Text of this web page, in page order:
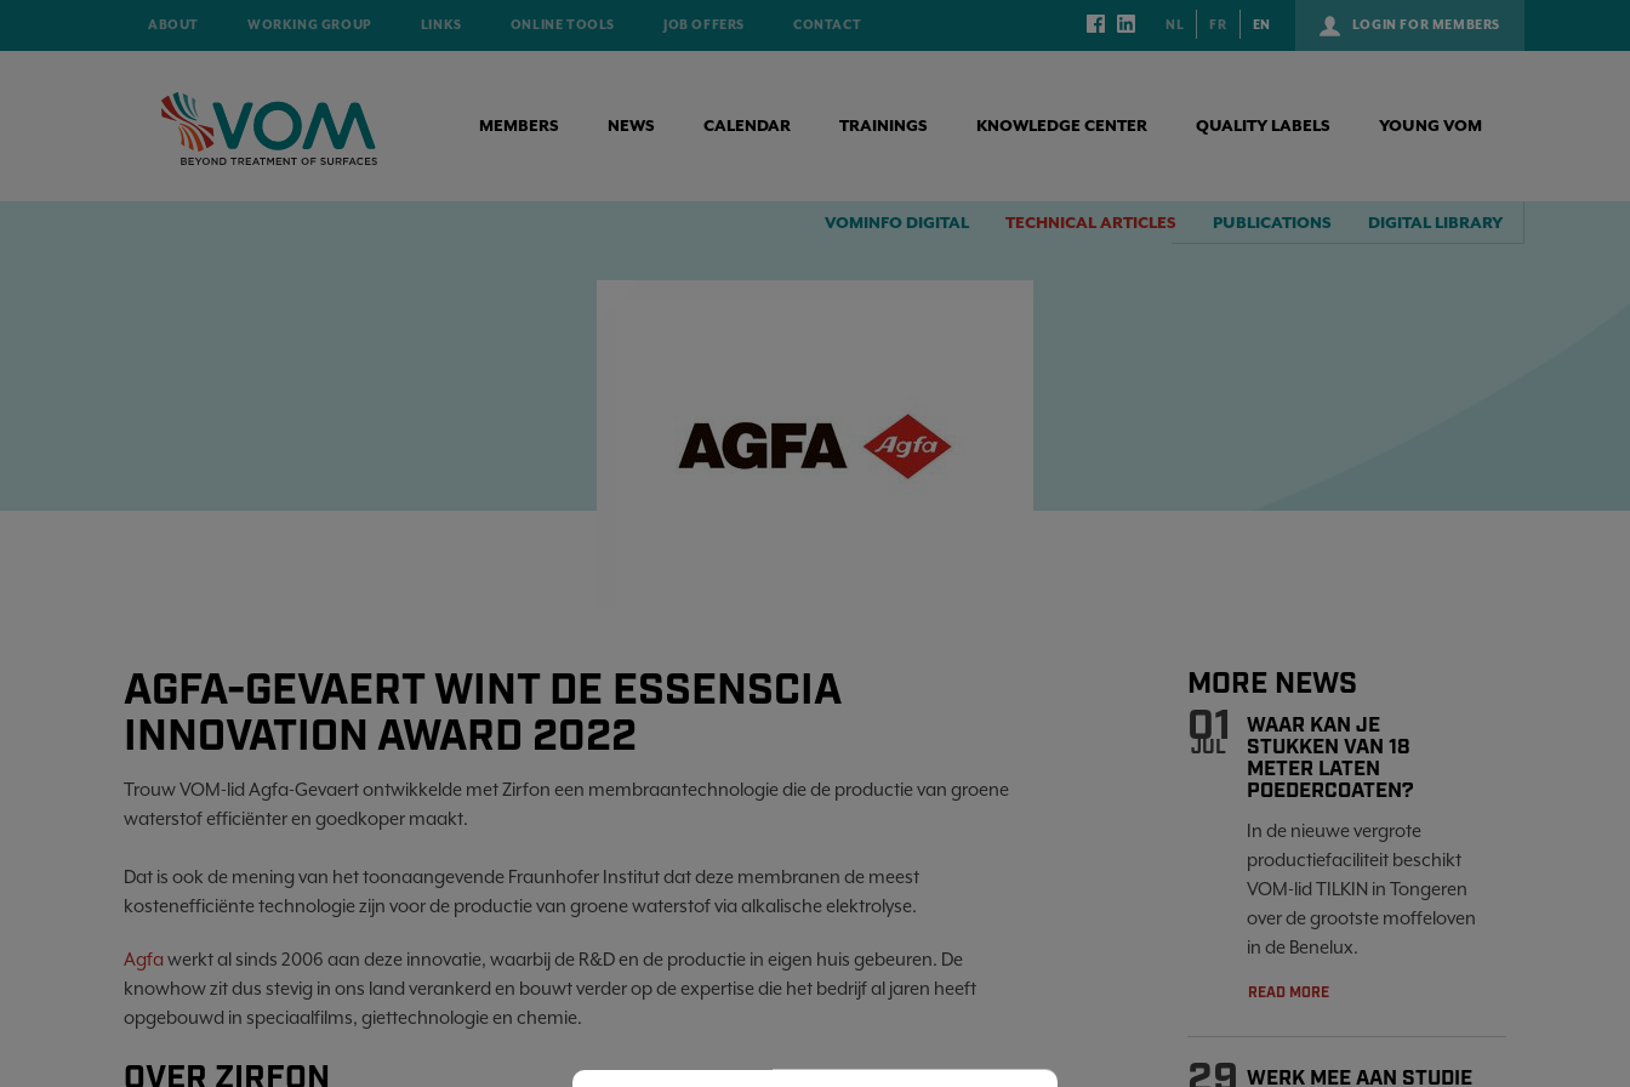
ABOUT WORKING GROUP LINKS ONLINE TOOLS JOB OFFERS CONTACT LOGIN FOR MEMBERS
NL FR EN
MEMBERS NEWS CALENDAR TRAININGS KNOWLEDGE CENTER QUALITY LABELS YOUNG VOM
VOMINFO DIGITAL TECHNICAL ARTICLES PUBLICATIONS DIGITAL LIBRARY
TECHNICAL ARTICLES AGFA-GEVAERT WINT DE ESSENSCIA INNOVATION AWARD 2022
AGFA-GEVAERT WINT DE ESSENSCIA
INNOVATION AWARD 2022
Trouw VOM-lid Agfa-Gevaert ontwikkelde met Zirfon een membraantechnologie die de productie van groene
waterstof efficiënter en goedkoper maakt.
Dat is ook de mening van het toonaangevende Fraunhofer Institut dat deze membranen de meest
kostenefficiënte technologie zijn voor de productie van groene waterstof via alkalische elektrolyse.
Agfa werkt al sinds 2006 aan deze innovatie, waarbij de R&D en de productie in eigen huis gebeuren. De
knowhow zit dus stevig in ons land verankerd en bouwt verder op de expertise die het bedrijf al jaren heeft
opgebouwd in speciaalfilms, giettechnologie en chemie.
MORE NEWS
01
JUL
WAAR KAN JE
STUKKEN VAN 18
METER LATEN
POEDERCOATEN?
In de nieuwe vergrote
productiefaciliteit beschikt
VOM-lid TILKIN in Tongeren
over de grootste moffeloven
in de Benelux.
READ MORE
WERK MEE AAN STUDIE